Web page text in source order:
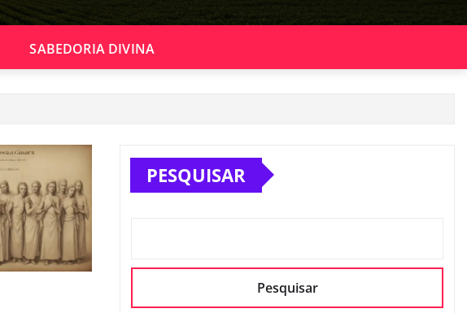
SABEDORIA DIVINA
PESQUISAR
Pesquisar